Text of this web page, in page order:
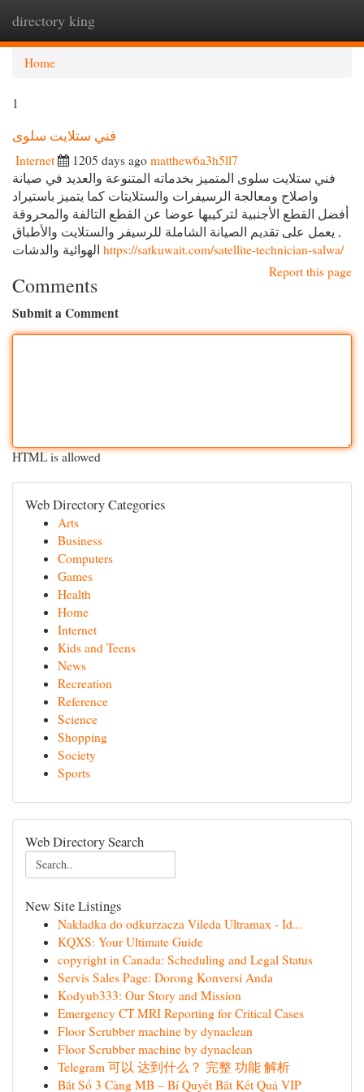
directory king
Home
1
فني ستلايت سلوى
Internet 1205 days ago matthew6a3h5ll7
فني ستلايت سلوى المتميز بخدماته المتنوعة والعديد في صيانة
واصلاح ومعالجة الرسيفرات والستلايتات كما يتميز باستيراد
أفضل القطع الأجنبية لتركيبها عوضا عن القطع التالفة والمحروقة
, يعمل على تقديم الصيانة الشاملة للرسيفر والستلايت والأطباق
https://satkuwait.com/satellite-technician-salwa/
Report this page
Comments
Submit a Comment
HTML is allowed
Web Directory Categories
Arts
Business
Computers
Games
Health
Home
Internet
Kids and Teens
News
Recreation
Reference
Science
Shopping
Society
Sports
Web Directory Search
New Site Listings
Nakładka do odkurzacza Vileda Ultramax - Id...
KQXS: Your Ultimate Guide
copyright in Canada: Scheduling and Legal Status
Servis Sales Page: Dorong Konversi Anda
Kodyub333: Our Story and Mission
Emergency CT MRI Reporting for Critical Cases
Floor Scrubber machine by dynaclean
Floor Scrubber machine by dynaclean
Telegram 可以 达到什么？ 完整 功能 解析
Bắt Sổ 3 Càng MB – Bí Quyết Bắt Kết Quả VIP